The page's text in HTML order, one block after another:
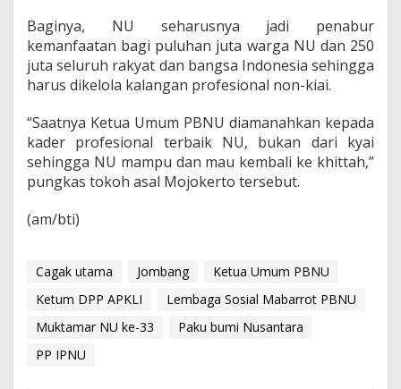
Baginya, NU seharusnya jadi penabur
kemanfaatan bagi puluhan juta warga NU dan 250
juta seluruh rakyat dan bangsa Indonesia sehingga
harus dikelola kalangan profesional non-kiai.
“Saatnya Ketua Umum PBNU diamanahkan kepada
kader profesional terbaik NU, bukan dari kyai
sehingga NU mampu dan mau kembali ke khittah,”
pungkas tokoh asal Mojokerto tersebut.
(am/bti)
Cagak utama Jombang
Ketua Umum PBNU
Ketum DPP APKLI
Lembaga Sosial Mabarrot PBNU
Muktamar NU ke-33
Paku bumi Nusantara
PP IPNU